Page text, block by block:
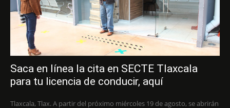
Saca en línea la cita en SECTE Tlaxcala
para tu licencia de conducir, aquí
Tlaxcala, Tlax. A partir del próximo miércoles 19 de agosto, se abrirán